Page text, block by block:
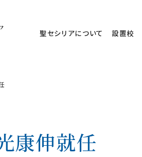
聖セシリアについて 設置校
康伸就任